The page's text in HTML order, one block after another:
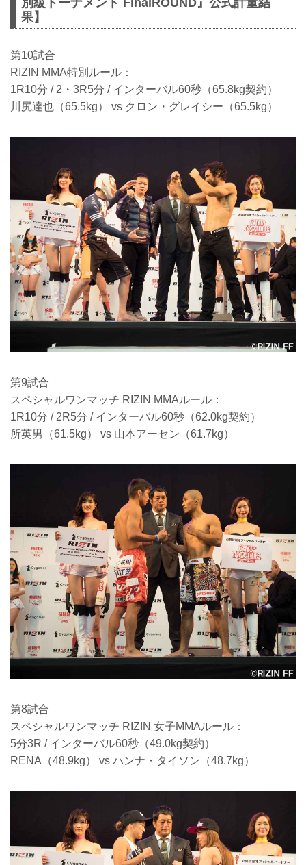
別級トーナメント FinalROUND』公式計量結
果】
第10試合
RIZIN MMA特別ルール：
1R10分 / 2・3R5分 / インターバル60秒（65.8kg契約）
川尻達也（65.5kg） vs クロン・グレイシー（65.5kg）
第9試合
スペシャルワンマッチ RIZIN MMAルール：
1R10分 / 2R5分 / インターバル60秒（62.0kg契約）
所英男（61.5kg） vs 山本アーセン（61.7kg）
第8試合
スペシャルワンマッチ RIZIN 女子MMAルール：
5分3R / インターバル60秒（49.0kg契約）
RENA（48.9kg） vs ハンナ・タイソン（48.7kg）